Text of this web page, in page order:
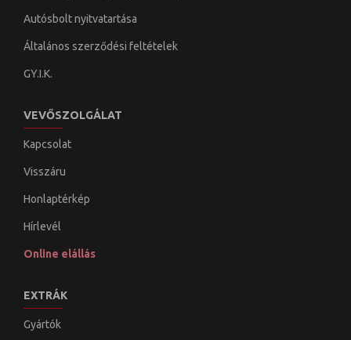
Autósbolt nyitvatartása
Általános szerződési feltételek
GY.I.K.
VEVŐSZOLGÁLAT
Kapcsolat
Visszáru
Honlaptérkép
Hírlevél
Online elállás
EXTRÁK
Gyártók